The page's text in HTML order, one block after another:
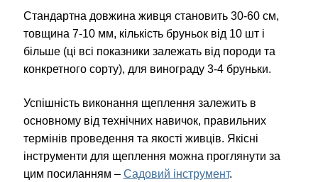
Стандартна довжина живця становить 30-60 см,
товщина 7-10 мм, кількість бруньок від 10 шт і
більше (ці всі показники залежать від породи та
конкретного сорту), для винограду 3-4 бруньки.
Успішність виконання щеплення залежить в
основному від технічних навичок, правильних
термінів проведення та якості живців. Якісні
інструменти для щеплення можна проглянути за
цим посиланням – Садовий інструмент.